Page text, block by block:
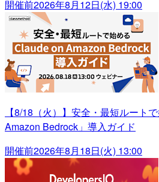
開催前2026年8月12日(水) 19:00
【8/18（火）】安全・最短ルート
Amazon Bedrock」導入ガイド
開催前2026年8月18日(火) 13:00